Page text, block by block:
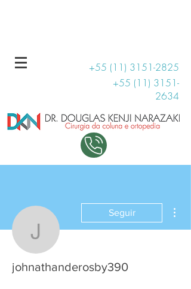
+55 (11) 3151-2825
+55 (11) 3151-
2634
Seguir
johnathanderosby390